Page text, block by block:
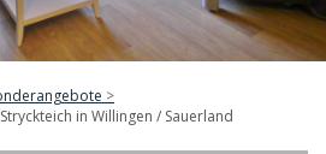
in Willingen / Sauerland